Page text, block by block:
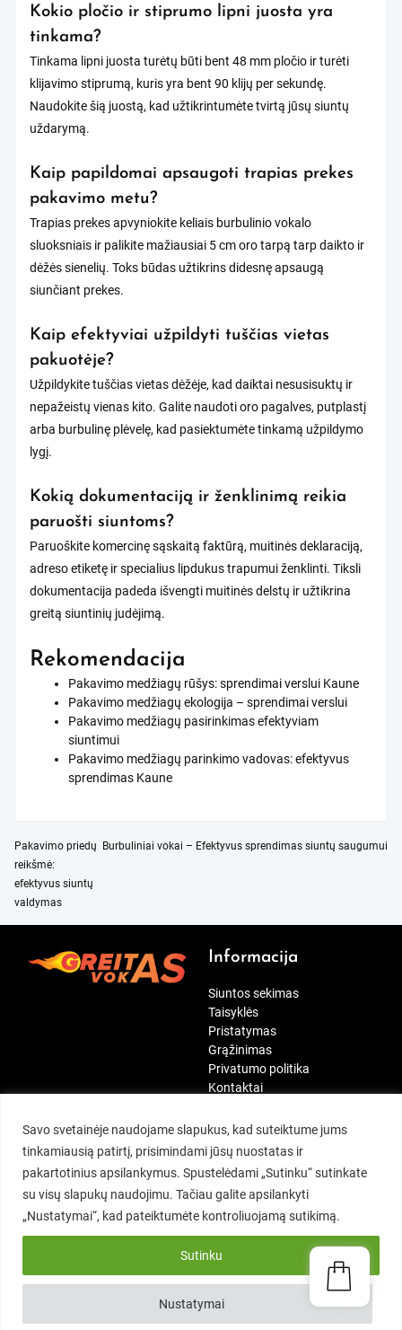
Savo svetainėje naudojame slapukus, kad suteiktume jums
tinkamiausią patirtį, prisimindami jūsų nuostatas ir
pakartotinius apsilankymus. Spustelėdami „Sutinku“ sutinkate
su visų slapukų naudojimu. Tačiau galite apsilankyti
„Nustatymai“, kad pateiktumėte kontroliuojamą sutikimą.
Nustatymai
Sutinku
Kokio pločio ir stiprumo lipni juosta yra
tinkama?
Tinkama lipni juosta turėtų būti bent 48 mm pločio ir turėti
klijavimo stiprumą, kuris yra bent 90 klijų per sekundę.
Naudokite šią juostą, kad užtikrintumėte tvirtą jūsų siuntų
uždarymą.
Kaip papildomai apsaugoti trapias prekes
pakavimo metu?
Trapias prekes apvyniokite keliais burbulinio vokalo
sluoksniais ir palikite mažiausiai 5 cm oro tarpą tarp daikto ir
dėžės sienelių. Toks būdas užtikrins didesnę apsaugą
siunčiant prekes.
Kaip efektyviai užpildyti tuščias vietas
pakuotėje?
Užpildykite tuščias vietas dėžėje, kad daiktai nesusisuktų ir
nepažeistų vienas kito. Galite naudoti oro pagalves, putplastį
arba burbulinę plėvelę, kad pasiektumėte tinkamą užpildymo
lygį.
Kokią dokumentaciją ir ženklinimą reikia
paruošti siuntoms?
Paruoškite komercinę sąskaitą faktūrą, muitinės deklaraciją,
adreso etiketę ir specialius lipdukus trapumui ženklinti. Tiksli
dokumentacija padeda išvengti muitinės delstų ir užtikrina
greitą siuntinių judėjimą.
Rekomendacija
Pakavimo medžiagų rūšys: sprendimai verslui Kaune
Pakavimo medžiagų ekologija – sprendimai verslui
Pakavimo medžiagų pasirinkimas efektyviam
siuntimui
Pakavimo medžiagų parinkimo vadovas: efektyvus
sprendimas Kaune
Navigacija
tarp
įrašų
Pakavimo priedų
reikšmė:
efektyvus siuntų
valdymas
Burbuliniai vokai – Efektyvus sprendimas siuntų saugumui
Informacija
Siuntos sekimas
Taisyklės
Pristatymas
Grąžinimas
Privatumo politika
Kontaktai
Paskyra
Siuntos sekimas
Mano paskyra
Įsimintini
Užsakymai
Adresai
Mūsų rekvizitai
Kontaktai:
MB Duok penkis
Tel.:+370 697 41234
El. p.:info@greitasvokas.lt
Nemajūnų g. 19, Kaunas
I-V: 09:00 – 16:30
© 2026greitasvokas.ltDesigned byThemehunk